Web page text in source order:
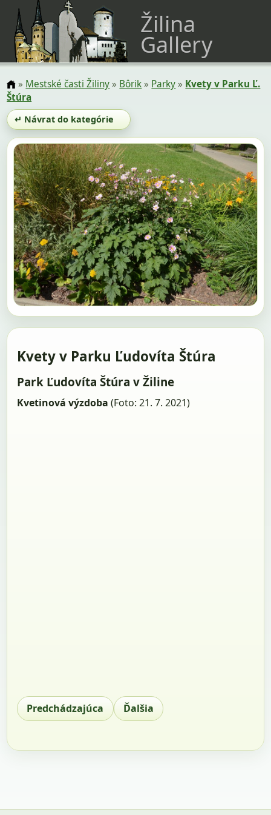
Žilina
Gallery
» Mestské časti Žiliny» Bôrik» Parky» Kvety v Parku Ľ.
Štúra
↵ Návrat do kategórie
Kvety v Parku Ľudovíta Štúra
Park Ľudovíta Štúra v Žiline
Kvetinová výzdoba (Foto: 21. 7. 2021)
Predchádzajúca Ďalšia